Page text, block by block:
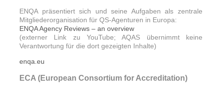
ENQA präsentiert sich und seine Aufgaben als zentrale
Mitgliederorganisation für QS-Agenturen in Europa:
ENQA Agency Reviews – an overview
(externer Link zu YouTube; AQAS übernimmt keine
Verantwortung für die dort gezeigten Inhalte)
enqa.eu
ECA (European Consortium for Accreditation)